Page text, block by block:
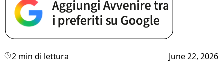
2 min di lettura June 22, 2026